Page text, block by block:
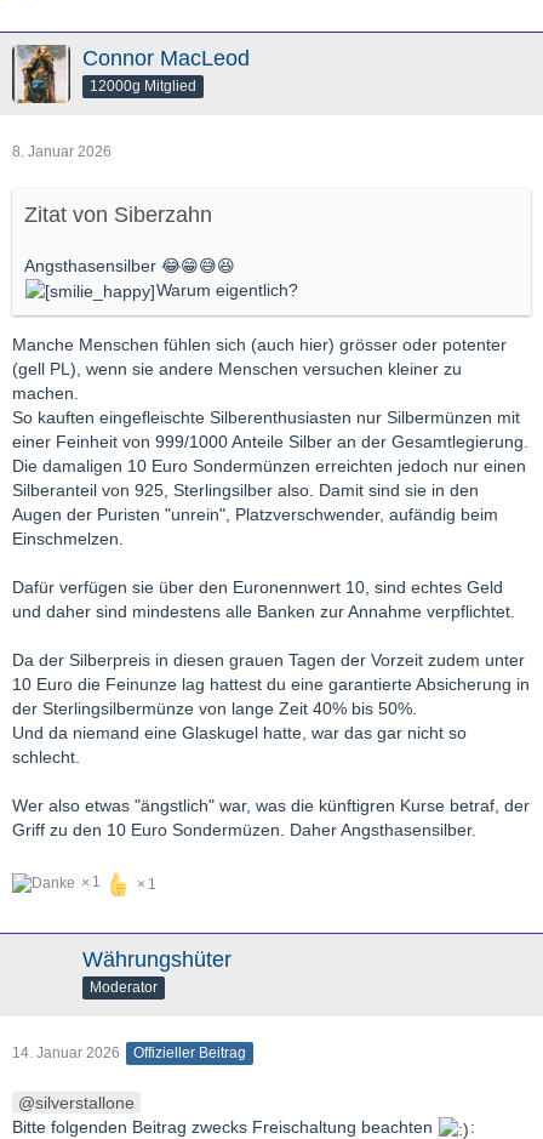
Connor MacLeod
12000g Mitglied
8. Januar 2026
Zitat von Siberzahn
Angsthasensilber 😂😁😅😆
Warum eigentlich?
Manche Menschen fühlen sich (auch hier) grösser oder potenter
(gell PL), wenn sie andere Menschen versuchen kleiner zu
machen.
So kauften eingefleischte Silberenthusiasten nur Silbermünzen mit
einer Feinheit von 999/1000 Anteile Silber an der Gesamtlegierung.
Die damaligen 10 Euro Sondermünzen erreichten jedoch nur einen
Silberanteil von 925, Sterlingsilber also. Damit sind sie in den
Augen der Puristen "unrein", Platzverschwender, aufändig beim
Einschmelzen.
Dafür verfügen sie über den Euronennwert 10, sind echtes Geld
und daher sind mindestens alle Banken zur Annahme verpflichtet.
Da der Silberpreis in diesen grauen Tagen der Vorzeit zudem unter
10 Euro die Feinunze lag hattest du eine garantierte Absicherung in
der Sterlingsilbermünze von lange Zeit 40% bis 50%.
Und da niemand eine Glaskugel hatte, war das gar nicht so
schlecht.
Wer also etwas "ängstlich" war, was die künftigren Kurse betraf, der
Griff zu den 10 Euro Sondermüzen. Daher Angsthasensilber.
1 1
Währungshüter
Moderator
14. Januar 2026 Offizieller Beitrag
silverstallone
Bitte folgenden Beitrag zwecks Freischaltung beachten
: